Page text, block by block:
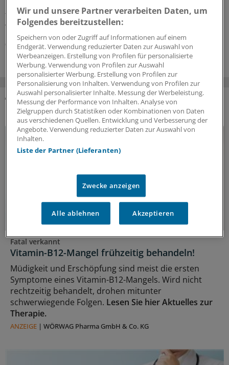
therapierbar. Voraussetzung ist systemisches Denken,
wie ein gastroenterologischer Kollege berichtet.
09.07.2026
DAS KÖNNTE SIE AUCH INTERESSIEREN
Fatal verkannt
Vitamin-B12-Mangel frühzeitig behandeln!
Müdigkeit und Erschöpfung sind meist die ersten
Symptome eines Vitamin-B12-Mangels. Wird nicht
rechtzeitig behandelt, drohen mitunter
schwerwiegende Folgen. Lesen Sie hier Aktuelles zur
Therapie.
ANZEIGE | WÖRWAG Pharma GmbH & Co. KG
Wir und unsere Partner verarbeiten Daten, um
Folgendes bereitzustellen:
Speichern von oder Zugriff auf Informationen auf einem
Endgerät. Verwendung reduzierter Daten zur Auswahl von
Werbeanzeigen. Erstellung von Profilen für personalisierte
Werbung. Verwendung von Profilen zur Auswahl
personalisierter Werbung. Erstellung von Profilen zur
Personalisierung von Inhalten. Verwendung von Profilen zur
Auswahl personalisierter Inhalte. Messung der Werbeleistung.
Messung der Performance von Inhalten. Analyse von
Zielgruppen durch Statistiken oder Kombinationen von Daten
aus verschiedenen Quellen. Entwicklung und Verbesserung der
Angebote. Verwendung reduzierter Daten zur Auswahl von
Inhalten.
Liste der Partner (Lieferanten)
Zwecke anzeigen
Alle ablehnen Akzeptieren